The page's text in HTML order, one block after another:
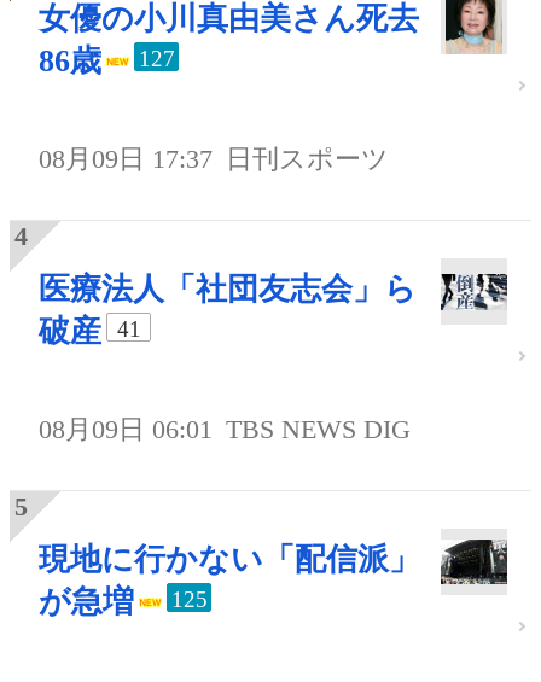
女優の小川真由美さん死去
86歳
127
08月09日 17:37 日刊スポーツ
医療法人「社団友志会」ら
破産
41
08月09日 06:01 TBS NEWS DIG
現地に行かない「配信派」
が急増
125